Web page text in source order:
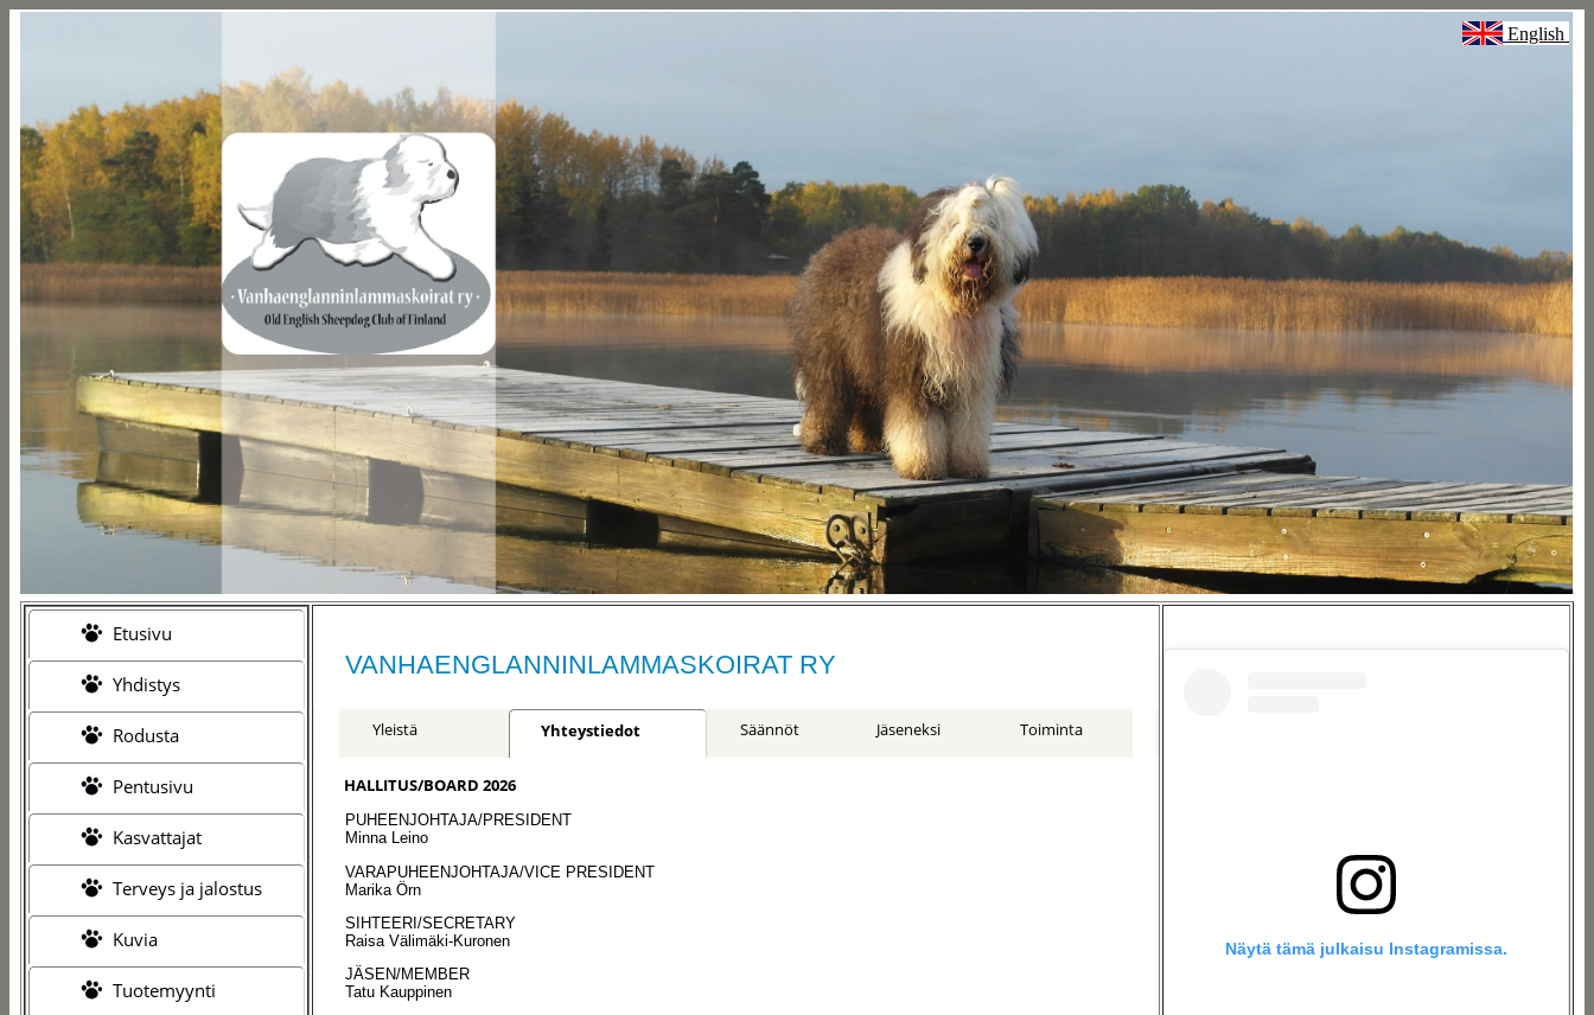
English
Etusivu
Yhdistys
Rodusta
Pentusivu
Kasvattajat
Terveys ja jalostus
Kuvia
Tuotemyynti
VANHAENGLANNINLAMMASKOIRAT RY
Yleistä Yhteystiedot Säännöt Jäseneksi Toiminta
HALLITUS/BOARD 2026
PUHEENJOHTAJA/PRESIDENT
Minna Leino
VARAPUHEENJOHTAJA/VICE PRESIDENT
Marika Örn
SIHTEERI/SECRETARY
Raisa Välimäki-Kuronen
JÄSEN/MEMBER
Tatu Kauppinen
Näytä tämä julkaisu Instagramissa.